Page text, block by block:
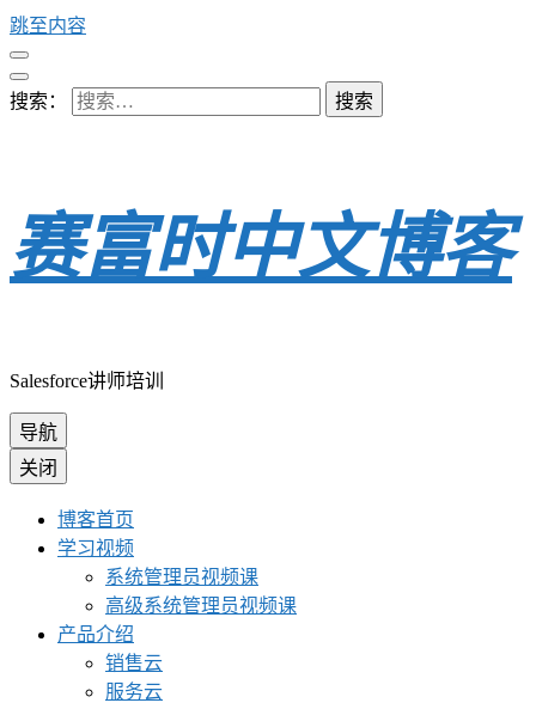
跳至内容
搜索：
赛富时中文博客
Salesforce讲师培训
导航
关闭
博客首页
学习视频
系统管理员视频课
高级系统管理员视频课
产品介绍
销售云
服务云